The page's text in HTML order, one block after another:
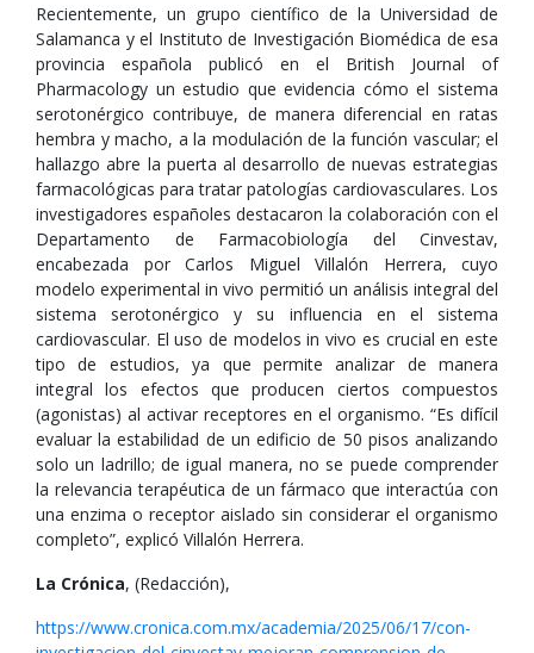
Recientemente, un grupo científico de la Universidad de
Salamanca y el Instituto de Investigación Biomédica de esa
provincia española publicó en el British Journal of
Pharmacology un estudio que evidencia cómo el sistema
serotonérgico contribuye, de manera diferencial en ratas
hembra y macho, a la modulación de la función vascular; el
hallazgo abre la puerta al desarrollo de nuevas estrategias
farmacológicas para tratar patologías cardiovasculares. Los
investigadores españoles destacaron la colaboración con el
Departamento de Farmacobiología del Cinvestav,
encabezada por Carlos Miguel Villalón Herrera, cuyo
modelo experimental in vivo permitió un análisis integral del
sistema serotonérgico y su influencia en el sistema
cardiovascular. El uso de modelos in vivo es crucial en este
tipo de estudios, ya que permite analizar de manera
integral los efectos que producen ciertos compuestos
(agonistas) al activar receptores en el organismo. “Es difícil
evaluar la estabilidad de un edificio de 50 pisos analizando
solo un ladrillo; de igual manera, no se puede comprender
la relevancia terapéutica de un fármaco que interactúa con
una enzima o receptor aislado sin considerar el organismo
completo”, explicó Villalón Herrera.
La Crónica, (Redacción),
https://www.cronica.com.mx/academia/2025/06/17/con-